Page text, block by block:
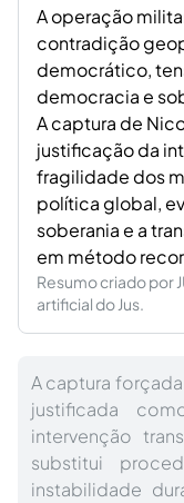
A operação
contradição
democrático,
democracia e
A captura de
justificação da
fragilidade dos
política global,
soberania e a
em método
Resumo criado por
artificial do Jus.
A captura
justificada
intervenção
substitui
instabilidade